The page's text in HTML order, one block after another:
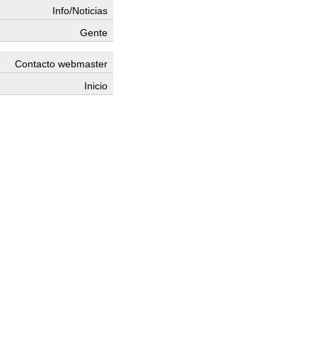
Info/Noticias
Gente
Contacto webmaster
Inicio